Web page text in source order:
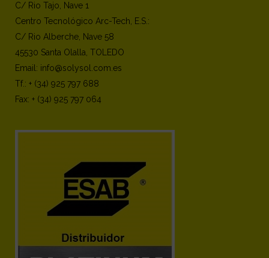
C/ Rio Tajo, Nave 1
Centro Tecnológico Arc-Tech, E.S.:
C/ Rio Alberche, Nave 58
45530 Santa Olalla, TOLEDO
Email: info@solysol.com.es
Tf.: + (34) 925 797 688
Fax: + (34) 925 797 064